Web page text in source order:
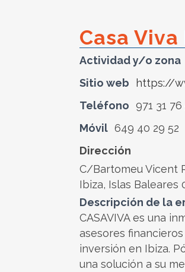
Casa
Actividad y/o zona
Sitio web
https://
Teléfono 971 31 76
Móvil 649 40 29 52
Dirección
C/Bartomeu Vicent
Ibiza, Islas Baleares
Descripción de la
CASAVIVA es una
asesores
inversión en Ibiza.
una solución a su